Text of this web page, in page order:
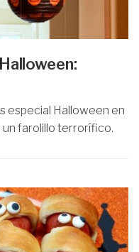
especial Halloween en
farolillo terrorífico.